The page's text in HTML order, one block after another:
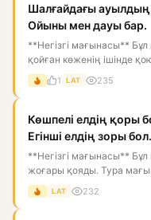
Шалғайдағы
Ойыны мен дауы бар.
**Негізгі мағынасы**
қойған көженің ішінде
пі...
1 LAT 235
Көшпелі елдің қоры
Егінші елдің зоры бол.
**Негізгі мағынасы**
жоғары қояды. Тура
елдің қоры,...
LAT 232